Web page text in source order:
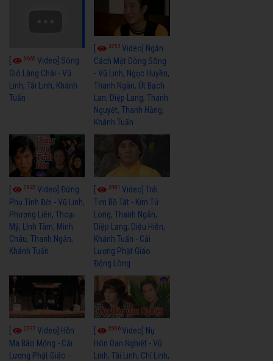
3660 Video] Sóng
Gió Làng Chài - Vũ
Linh, Tài Linh, Khánh
Tuấn
3253Video] Ngăn
Cách Một Dòng Sông
- Vũ Linh, Ngọc Huyền,
Thanh Ngân, Út Bạch
Lan, Diệp Lang, Thanh
Nguyệt, Thanh Hằng,
Khánh Tuấn
2845 Video] Đừng
Phụ Tình Đời - Vũ Linh,
Phượng Liên, Thoại
Mỹ, LInh Tâm, Minh
Châu, Thanh Ngân,
Khánh Tuấn
3981Video] Trái
Tim Bồ Tát - Kim Tử
Long, Thanh Ngân,
Diệp Lang, Diệu Hiền,
Khánh Tuấn - Cải
Lương Phật Giáo
Động Lòng
2797 Video] Hồn
Ma Báo Mộng - Cải
Lương Phật Giáo -
2906Video] Nụ
Hôn Oan Nghiệt - Vũ
Linh, Tài Linh, Chí Linh,